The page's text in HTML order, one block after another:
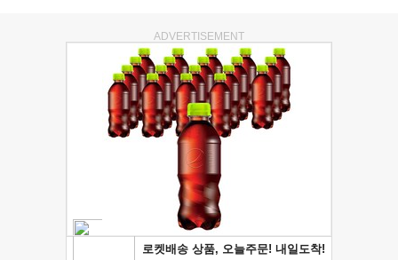
ADVERTISEMENT